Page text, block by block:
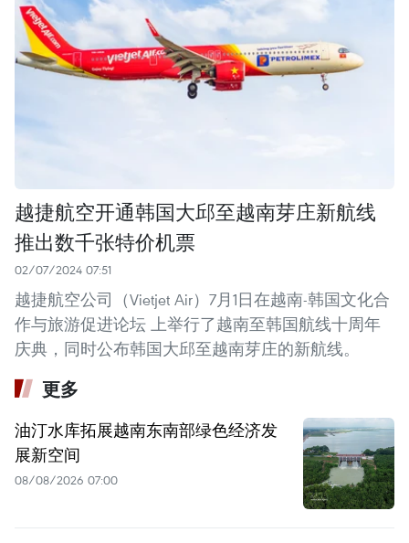
越捷航空开通韩国大邱至越南芽庄新航线
推出数千张特价机票
02/07/2024 07:51
越捷航空公司（Vietjet Air）7月1日在越南-韩国文化合
作与旅游促进论坛 上举行了越南至韩国航线十周年
庆典，同时公布韩国大邱至越南芽庄的新航线。
更多
油汀水库拓展越南东南部绿色经济发
展新空间
08/08/2026 07:00